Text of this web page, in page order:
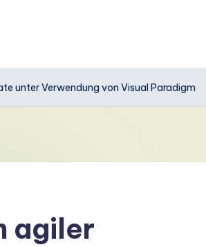
unter Verwendung von Visual Paradigm
agiler